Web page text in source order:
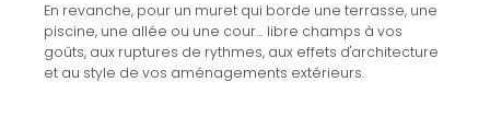
En revanche, pour un muret qui borde une terrasse, une
piscine, une allée ou une cour… libre champs à vos
goûts, aux ruptures de rythmes, aux effets d'architecture
et au style de vos aménagements extérieurs.